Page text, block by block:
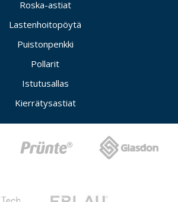
Roska-astiat
Lastenhoitopöytä
Puistonpenkki
Pollarit
Istutusallas
Kierrätysastiat